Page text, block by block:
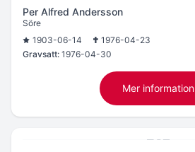
Per Alfred Andersson
Söre
1903-06-14
1976-04-23
Gravsatt: 1976-04-30
Mer information